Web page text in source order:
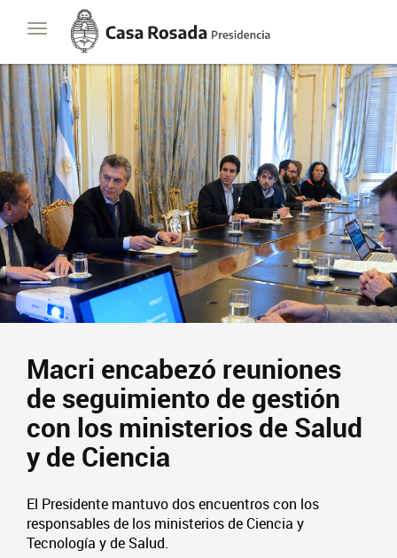
Toggle
navigation
Casa
Rosada
Presidencia
de
Nación
PresidenciaJavier Milei Contacto Suscribite
Macri encabezó reuniones
de seguimiento de gestión
con los ministerios de Salud
y de Ciencia
El Presidente mantuvo dos encuentros con los
responsables de los ministerios de Ciencia y
Tecnología y de Salud.